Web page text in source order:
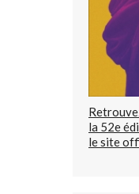
la 52e
le site